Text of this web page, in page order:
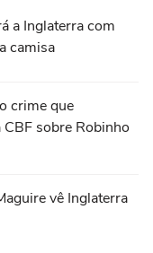
a Inglaterra com
camisa
crime que
sobre Robinho
vê Inglaterra